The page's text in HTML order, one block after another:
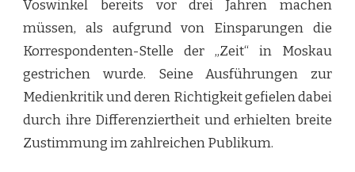
Voswinkel bereits vor drei Jahren machen
müssen, als aufgrund von Einsparungen die
Korrespondenten-Stelle der „Zeit“ in Moskau
gestrichen wurde. Seine Ausführungen zur
Medienkritik und deren Richtigkeit gefielen dabei
durch ihre Differenziertheit und erhielten breite
Zustimmung im zahlreichen Publikum.